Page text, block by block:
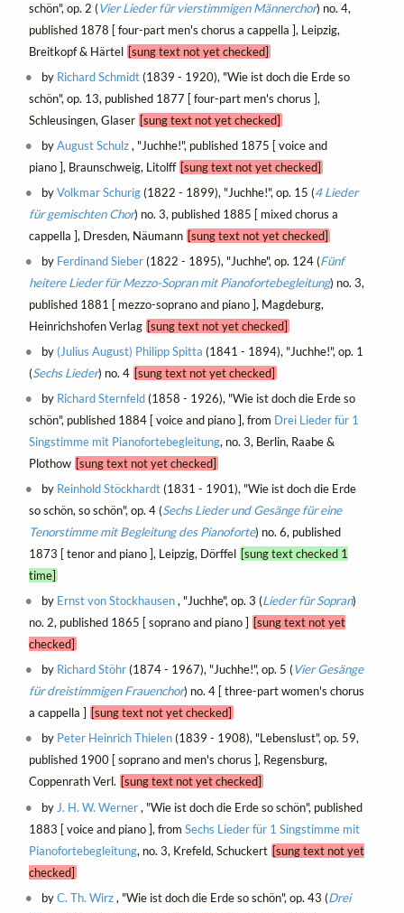
schön", op. 2 (Vier Lieder für vierstimmigen Männerchor) no. 4,
published 1878 [ four-part men's chorus a cappella ], Leipzig,
Breitkopf & Härtel [sung text not yet checked]
by Richard Schmidt(1839 - 1920), "Wie ist doch die Erde so
schön", op. 13, published 1877 [ four-part men's chorus ],
Schleusingen, Glaser [sung text not yet checked]
byAugust Schulz, "Juchhe!", published 1875 [ voice and
piano ], Braunschweig, Litolff [sung text not yet checked]
byVolkmar Schurig(1822 - 1899), "Juchhe!", op. 15 (4 Lieder
für gemischten Chor) no. 3, published 1885 [ mixed chorus a
cappella ], Dresden, Näumann [sung text not yet checked]
by Ferdinand Sieber(1822 - 1895), "Juchhe", op. 124 (Fünf
heitere Lieder für Mezzo-Sopran mit Pianofortebegleitung) no. 3,
published 1881 [ mezzo-soprano and piano ], Magdeburg,
Heinrichshofen Verlag [sung text not yet checked]
by (Julius August) Philipp Spitta (1841 - 1894), "Juchhe!", op. 1
(Sechs Lieder) no. 4 [sung text not yet checked]
by Richard Sternfeld(1858 - 1926), "Wie ist doch die Erde so
schön", published 1884 [ voice and piano ], from Drei Lieder für 1
Singstimme mit Pianofortebegleitung, no. 3, Berlin, Raabe &
Plothow [sung text not yet checked]
by Reinhold Stöckhardt(1831 - 1901), "Wie ist doch die Erde
so schön, so schön", op. 4 (Sechs Lieder und Gesänge für eine
Tenorstimme mit Begleitung des Pianoforte) no. 6, published
1873 [ tenor and piano ], Leipzig, Dörffel [sung text checked 1
time]
by Ernst von Stockhausen, "Juchhe", op. 3 (Lieder für Sopran)
no. 2, published 1865 [ soprano and piano ] [sung text not yet
checked]
by Richard Stöhr(1874 - 1967), "Juchhe!", op. 5 (Vier Gesänge
für dreistimmigen Frauenchor) no. 4 [ three-part women's chorus
a cappella ] [sung text not yet checked]
by Peter Heinrich Thielen(1839 - 1908), "Lebenslust", op. 59,
published 1900 [ soprano and men's chorus ], Regensburg,
Coppenrath Verl. [sung text not yet checked]
by J. H. W. Werner, "Wie ist doch die Erde so schön", published
1883 [ voice and piano ], from Sechs Lieder für 1 Singstimme mit
Pianofortebegleitung, no. 3, Krefeld, Schuckert [sung text not yet
checked]
byC. Th. Wirz, "Wie ist doch die Erde so schön", op. 43 (Drei